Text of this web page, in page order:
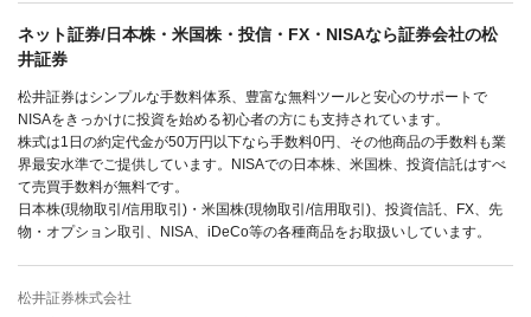
ネット証券/日本株・米国株・投信・FX・NISAなら証券会社の松
井証券
松井証券はシンプルな手数料体系、豊富な無料ツールと安心のサポートで
NISAをきっかけに投資を始める初心者の方にも支持されています。
株式は1日の約定代金が50万円以下なら手数料0円、その他商品の手数料も業
界最安水準でご提供しています。NISAでの日本株、米国株、投資信託はすべ
て売買手数料が無料です。
日本株(現物取引/信用取引)・米国株(現物取引/信用取引)、投資信託、FX、先
物・オプション取引、NISA、iDeCo等の各種商品をお取扱いしています。
松井証券株式会社